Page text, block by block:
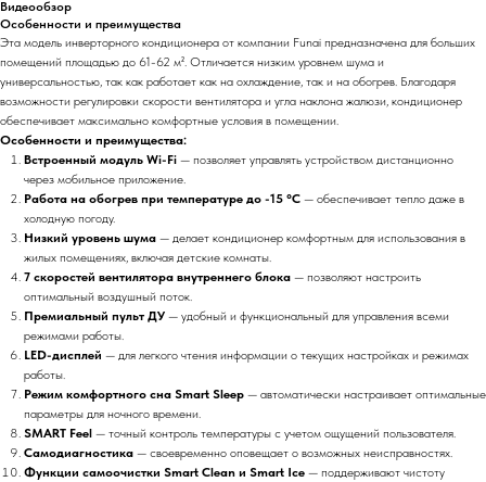
Видеообзор
Особенности и преимущества
Эта модель инверторного кондиционера от компании Funai предназначена для больших
помещений площадью до 61-62 м². Отличается низким уровнем шума и
универсальностью, так как работает как на охлаждение, так и на обогрев. Благодаря
возможности регулировки скорости вентилятора и угла наклона жалюзи, кондиционер
обеспечивает максимально комфортные условия в помещении.
Особенности и преимущества:
Встроенный модуль Wi-Fi — позволяет управлять устройством дистанционно
через мобильное приложение.
Работа на обогрев при температуре до -15 °С — обеспечивает тепло даже в
холодную погоду.
Низкий уровень шума — делает кондиционер комфортным для использования в
жилых помещениях, включая детские комнаты.
7 скоростей вентилятора внутреннего блока — позволяют настроить
оптимальный воздушный поток.
Премиальный пульт ДУ — удобный и функциональный для управления всеми
режимами работы.
LED-дисплей — для легкого чтения информации о текущих настройках и режимах
работы.
Режим комфортного сна Smart Sleep — автоматически настраивает оптимальные
параметры для ночного времени.
SMART Feel — точный контроль температуры с учетом ощущений пользователя.
Самодиагностика — своевременно оповещает о возможных неисправностях.
Функции самоочистки Smart Clean и Smart Ice — поддерживают чистоту